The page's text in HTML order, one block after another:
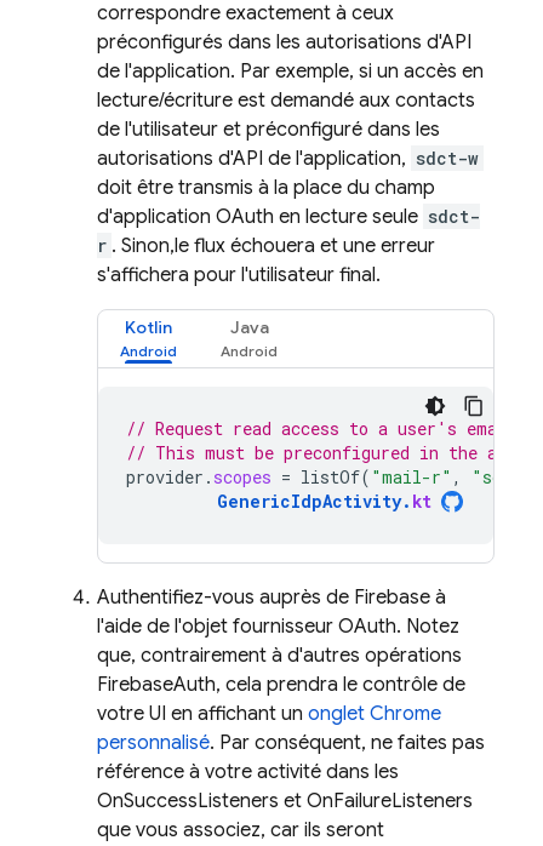
correspondre exactement à ceux
préconfigurés dans les autorisations d'API
de l'application. Par exemple, si un accès en
lecture/écriture est demandé aux contacts
de l'utilisateur et préconfiguré dans les
autorisations d'API de l'application, sdct-w
doit être transmis à la place du champ
d'application OAuth en lecture seule sdct-
r . Sinon,le flux échouera et une erreur
s'affichera pour l'utilisateur final.
Kotlin Java
// Request read access to a user's email
// This must be preconfigured in the app's
provider . scopes = listOf( "mail-r" ,
"sdct-
GenericIdpActivity. kt
Authentifiez-vous auprès de Firebase à
l'aide de l'objet fournisseur OAuth. Notez
que, contrairement à d'autres opérations
FirebaseAuth, cela prendra le contrôle de
votre UI en affichant un onglet Chrome
personnalisé. Par conséquent, ne faites pas
référence à votre activité dans les
OnSuccessListeners et OnFailureListeners
que vous associez, car ils seront